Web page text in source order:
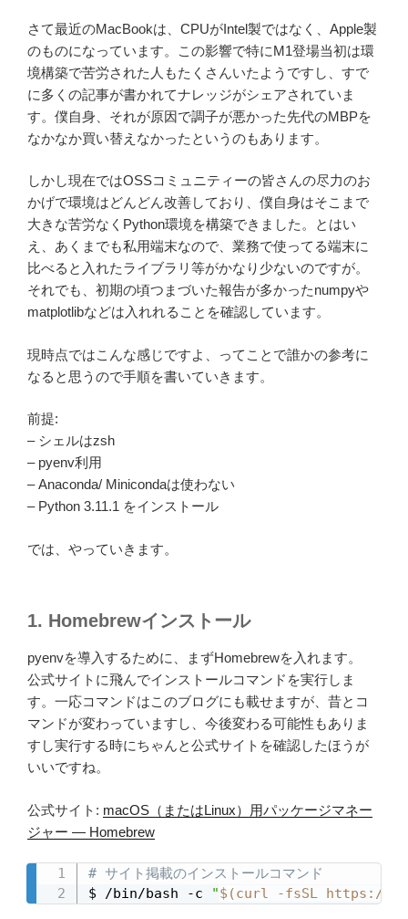
さて最近のMacBookは、CPUがIntel製ではなく、Apple製
のものになっています。この影響で特にM1登場当初は環
境構築で苦労された人もたくさんいたようですし、すで
に多くの記事が書かれてナレッジがシェアされていま
す。僕自身、それが原因で調子が悪かった先代のMBPを
なかなか買い替えなかったというのもあります。
しかし現在ではOSSコミュニティーの皆さんの尽力のお
かげで環境はどんどん改善しており、僕自身はそこまで
大きな苦労なくPython環境を構築できました。とはい
え、あくまでも私用端末なので、業務で使ってる端末に
比べると入れたライブラリ等がかなり少ないのですが。
それでも、初期の頃つまづいた報告が多かったnumpyや
matplotlibなどは入れれることを確認しています。
現時点ではこんな感じですよ、ってことで誰かの参考に
なると思うので手順を書いていきます。
前提:
– シェルはzsh
– pyenv利用
– Anaconda/ Minicondaは使わない
– Python 3.11.1 をインストール
では、やっていきます。
1. Homebrewインストール
pyenvを導入するために、まずHomebrewを入れます。
公式サイトに飛んでインストールコマンドを実行しま
す。一応コマンドはこのブログにも載せますが、昔とコ
マンドが変わっていますし、今後変わる可能性もありま
すし実行する時にちゃんと公式サイトを確認したほうが
いいですね。
公式サイト: macOS（またはLinux）用パッケージマネー
ジャー — Homebrew
# サイト掲載のインストールコマンド
$ /bin/bash -c
"$(curl -fsSL https://